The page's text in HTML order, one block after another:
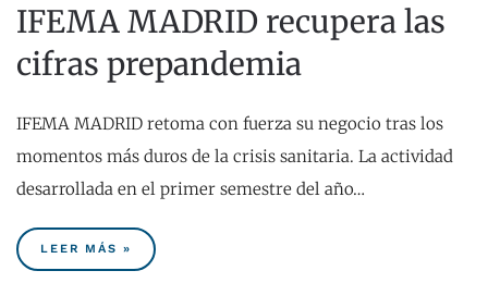
IFEMA MADRID recupera las
cifras prepandemia
IFEMA MADRID retoma con fuerza su negocio tras los
momentos más duros de la crisis sanitaria. La actividad
desarrollada en el primer semestre del año…
LEER MÁS »